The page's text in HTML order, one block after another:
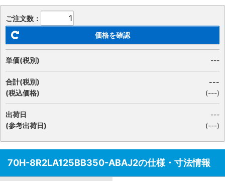
ご注文数：
価格を確認
単価(税別) ---
合計(税別)
(税込価格)
---
(---)
出荷日
(参考出荷日)
---
(---)
70H-8R2LA125BB350-ABAJ2の仕様・寸法情報